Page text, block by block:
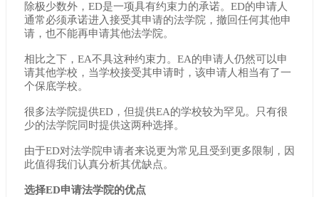
除极少数外，ED是一项具有约束力的承诺。ED的申请人
通常必须承诺进入接受其申请的法学院，撤回任何其他申
请，也不能再申请其他法学院。
相比之下，EA不具这种约束力。EA的申请人仍然可以申
请其他学校，当学校接受其申请时，该申请人相当有了一
个保底学校。
很多法学院提供ED，但提供EA的学校较为罕见。只有很
少的法学院同时提供这两种选择。
由于ED对法学院申请者来说更为常见且受到更多限制，因
此值得我们认真分析其优缺点。
选择ED申请法学院的优点